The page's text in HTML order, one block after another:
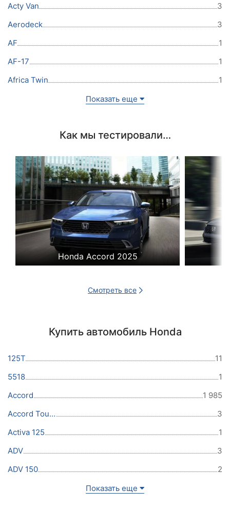
Acty Van
3
Aerodeck
3
AF
1
AF-17
1
Africa Twin
1
Показать еще
Как мы тестировали…
Honda Accord 2025
Смотреть все
Купить автомобиль Honda
125T
11
5518
1
Accord
1 985
Accord Tourer
3
Activa 125
1
ADV
3
ADV 150
2
Показать еще